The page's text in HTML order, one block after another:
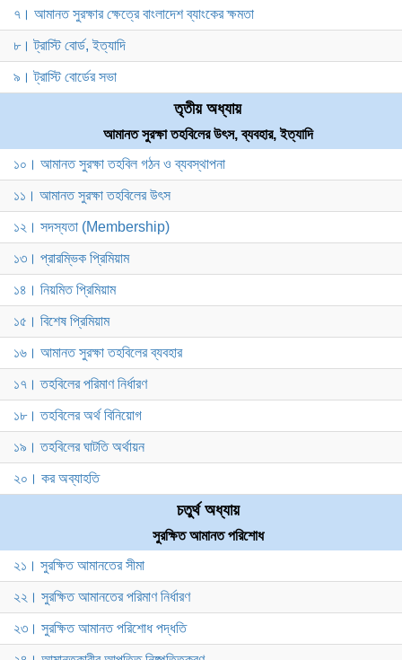
৭। আমানত সুরক্ষার ক্ষেত্রে বাংলাদেশ ব্যাংকের ক্ষমতা
৮। ট্রাস্টি বোর্ড, ইত্যাদি
৯। ট্রাস্টি বোর্ডের সভা
তৃতীয় অধ্যায়
আমানত সুরক্ষা তহবিলের উৎস, ব্যবহার, ইত্যাদি
১০। আমানত সুরক্ষা তহবিল গঠন ও ব্যবস্থাপনা
১১। আমানত সুরক্ষা তহবিলের উৎস
১২। সদস্যতা (Membership)
১৩। প্রারম্ভিক প্রিমিয়াম
১৪। নিয়মিত প্রিমিয়াম
১৫। বিশেষ প্রিমিয়াম
১৬। আমানত সুরক্ষা তহবিলের ব্যবহার
১৭। তহবিলের পরিমাণ নির্ধারণ
১৮। তহবিলের অর্থ বিনিয়োগ
১৯। তহবিলের ঘাটতি অর্থায়ন
২০। কর অব্যাহতি
চতুর্থ অধ্যায়
সুরক্ষিত আমানত পরিশোধ
২১। সুরক্ষিত আমানতের সীমা
২২। সুরক্ষিত আমানতের পরিমাণ নির্ধারণ
২৩। সুরক্ষিত আমানত পরিশোধ পদ্ধতি